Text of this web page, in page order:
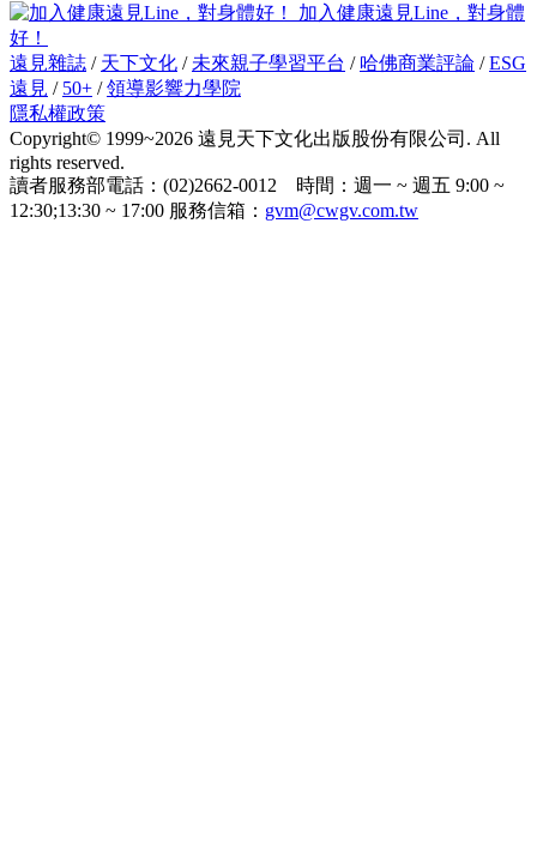
加入健康遠見Line，對身體
好！
遠見雜誌 / 天下文化 / 未來親子學習平台 / 哈佛商業評論 /ESG
遠見 / 50+ /領導影響力學院
隱私權政策
Copyright© 1999~2026 遠見天下文化出版股份有限公司. All
rights reserved.
讀者服務部電話：(02)2662-0012 時間：週一 ~ 週五 9:00 ~
12:30;13:30 ~ 17:00 服務信箱： gvm@cwgv.com.tw